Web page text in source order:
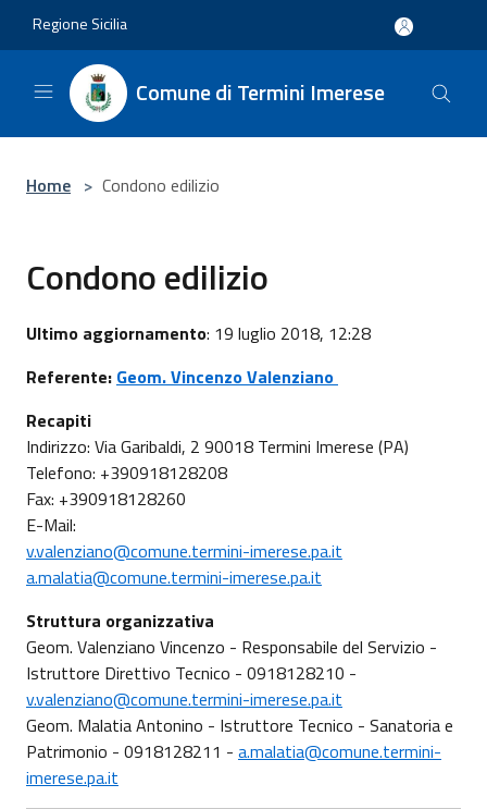
Regione Sicilia
Comune di Termini Imerese
Home > Condono edilizio
Condono edilizio
Ultimo aggiornamento: 19 luglio 2018, 12:28
Referente: Geom. Vincenzo Valenziano
Recapiti
Indirizzo: Via Garibaldi, 2 90018 Termini Imerese (PA)
Telefono: +390918128208
Fax: +390918128260
E-Mail:
v.valenziano@comune.termini-imerese.pa.it
a.malatia@comune.termini-imerese.pa.it
Struttura organizzativa
Geom. Valenziano Vincenzo - Responsabile del Servizio -
Istruttore Direttivo Tecnico - 0918128210 -
v.valenziano@comune.termini-imerese.pa.it
Geom. Malatia Antonino - Istruttore Tecnico - Sanatoria e
Patrimonio - 0918128211 - a.malatia@comune.termini-
imerese.pa.it